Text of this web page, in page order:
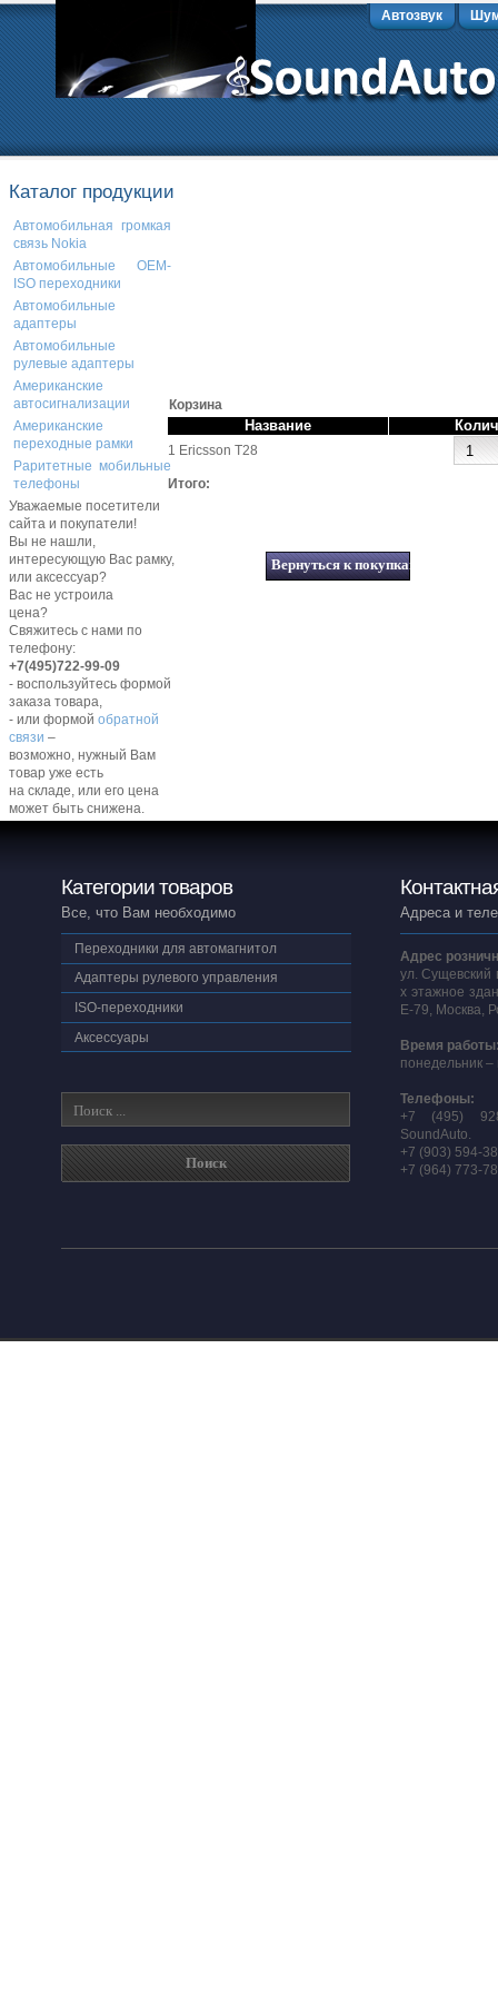
Автозвук
Каталог продукции
Автомобильная громкая
связь Nokia
Автомобильные OEM-
ISO переходники
Автомобильные
адаптеры
Автомобильные
рулевые адаптеры
Американские
автосигнализации
Американские
переходные рамки
Раритетные мобильные
телефоны
Уважаемые посетители
сайта и покупатели!
Вы не нашли,
интересующую Вас рамку,
или аксессуар?
Вас не устроила
цена?
Свяжитесь с нами по
телефону:
+7(495)722-99-09
- воспользуйтесь формой
заказа товара,
- или формой обратной
связи –
возможно, нужный Вам
товар уже есть
на складе, или его цена
может быть снижена.
Корзина
Название
1 Ericsson T28
Итого:
Категории товаров
Все, что Вам необходимо
Переходники для автомагнитол
Адаптеры рулевого управления
ISO-переходники
Аксессуары
Адреса и
Адрес
ул. Сущевский
х этажное
E-79, Москва,
Время
понедельник –
Телефоны:
+7 (495)
SoundAuto.
+7 (903) 594-
+7 (964) 773-